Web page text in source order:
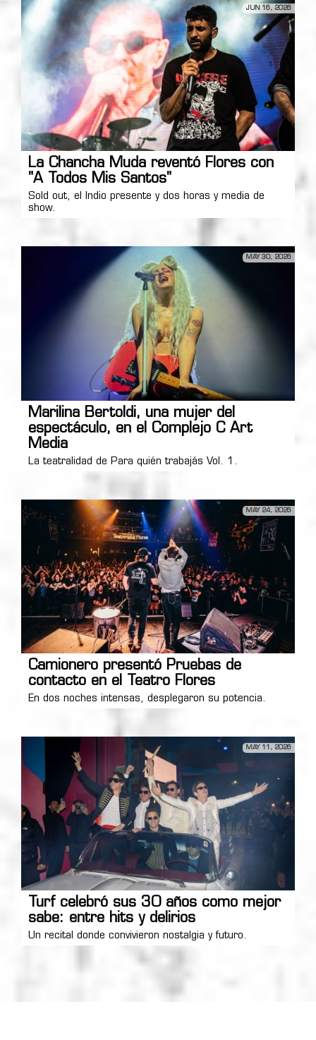
JUN 16, 2026
La Chancha Muda reventó Flores con
"A Todos Mis Santos"
Sold out, el Indio presente y dos horas y media de
show.
MAY 30, 2026
Marilina Bertoldi, una mujer del
espectáculo, en el Complejo C Art
Media
La teatralidad de Para quién trabajás Vol. 1.
MAY 24, 2026
Camionero presentó Pruebas de
contacto en el Teatro Flores
En dos noches intensas, desplegaron su potencia.
MAY 11, 2026
Turf celebró sus 30 años como mejor
sabe: entre hits y delirios
Un recital donde convivieron nostalgia y futuro.